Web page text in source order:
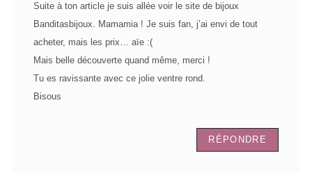
Suite à ton article je suis allée voir le site de bijoux
Banditasbijoux. Mamamia ! Je suis fan, j’ai envi de tout
acheter, mais les prix… aïe :(
Mais belle découverte quand même, merci !
Tu es ravissante avec ce jolie ventre rond.
Bisous
RÉPONDRE